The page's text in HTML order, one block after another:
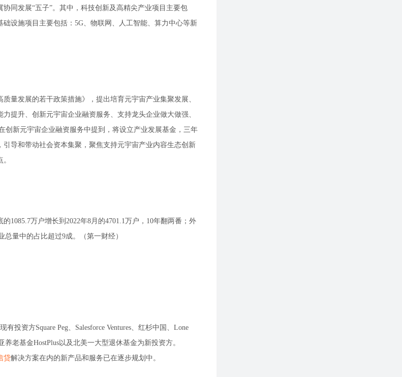
同发展“五子”。其中，科技创新及高精尖产业项目主要包
设施项目主要包括：5G、物联网、人工智能、算力中心等新
量发展的若干政策措施》，提出培育元宇宙产业集聚发展、
提升、创新元宇宙企业融资服务、支持龙头企业做大做强、
新元宇宙企业融资服务中提到，将设立产业发展基金，三年
导和带动社会资本集聚，聚焦支持元宇宙产业内容生态创新
1085.7万户增长到2022年8月的4701.1万户，10年翻两番；外
量中的占比超过9成。（第一财经）
投资方Square Peg、Salesforce Ventures、红杉中国、Lone
老基金HostPlus以及北美一大型退休基金为新投资方。
贷解决方案在内的新产品和服务已在逐步规划中。